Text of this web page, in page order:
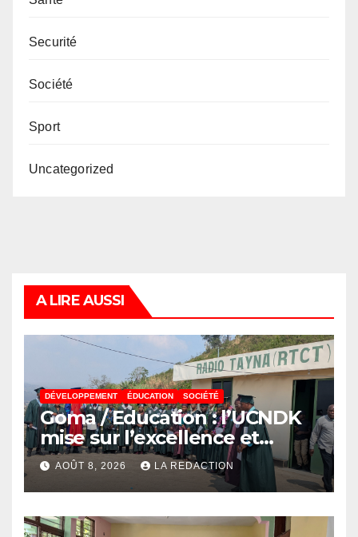
Securité
Société
Sport
Uncategorized
A LIRE AUSSI
DÉVELOPPEMENT ÉDUCATION SOCIÉTÉ
Goma / Education : l’UCNDK
mise sur l’excellence et
l’employabilité des jeunes
AOÛT 8, 2026 LA REDACTION